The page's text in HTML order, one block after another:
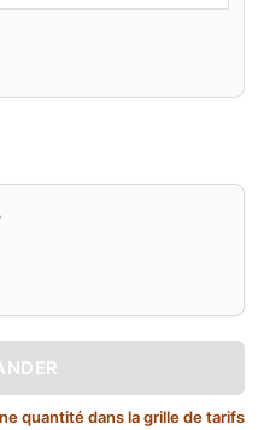
quantité dans la grille de tarifs